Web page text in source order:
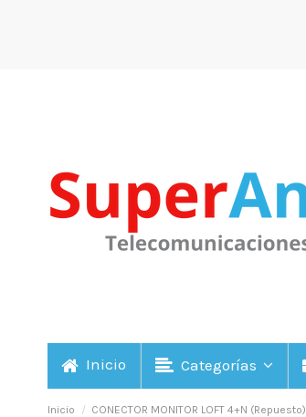
Inicio Categorías
Inicio CONECTOR MONITOR LOFT 4+N (Repuesto)